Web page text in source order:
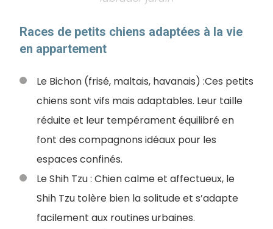
Races de petits chiens adaptées à la vie
en appartement
Le Bichon (frisé, maltais, havanais) :Ces petits
chiens sont vifs mais adaptables. Leur taille
réduite et leur tempérament équilibré en
font des compagnons idéaux pour les
espaces confinés.
Le Shih Tzu : Chien calme et affectueux, le
Shih Tzu tolère bien la solitude et s’adapte
facilement aux routines urbaines.